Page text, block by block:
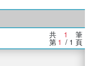
共 1 筆
第 1 / 1 頁